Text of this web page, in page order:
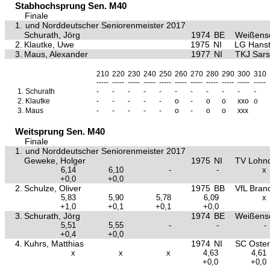
Stabhochsprung Sen. M40
Finale
1.
und Norddeutscher Seniorenmeister 2017
Schurath, Jörg
1974 BE
2. Klautke, Uwe 1975 NI
LG
3. Maus, Alexander 1977 NI TKJ
210 220 230 240 250 260 270 280 290 300 310
----- ----- ----- ----- ----- ----- ----- ----- ----- ----- -----
1. Schurath - - - - - - - - - -
-
2. Klautke - - - - - o - o o xxo o
3. Maus - - - - - o - o o xxx
Weitsprung Sen. M40
Finale
1.
und Norddeutscher Seniorenmeister 2017
Geweke, Holger
1975 NI TV
6,14 6,10 - -
x
+0,0
+0,0
2. Schulze, Oliver 1975 BB VfL
5,83 5,90 5,78 6,09
x
+1,0
+0,1 +0,1 +0,0
3. Schurath, Jörg 1974 BE
5,51 5,55 - -
-
+0,4
+0,0
4. Kuhrs, Matthias 1974 NI SC
x x x 4,63
4,61
+0,0
+0,0